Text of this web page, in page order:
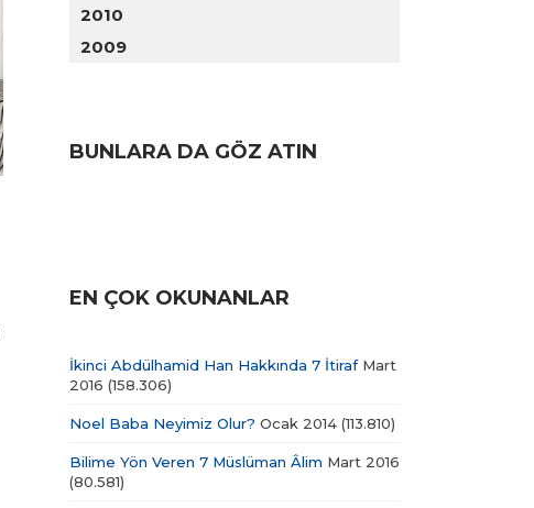
2010
2009
BUNLARA DA GÖZ ATIN
EN ÇOK OKUNANLAR
İkinci Abdülhamid Han Hakkında 7 İtirafMart
2016 (158.306)
Noel Baba Neyimiz Olur? Ocak 2014 (113.810)
Bilime Yön Veren 7 Müslüman Âlim Mart 2016
(80.581)